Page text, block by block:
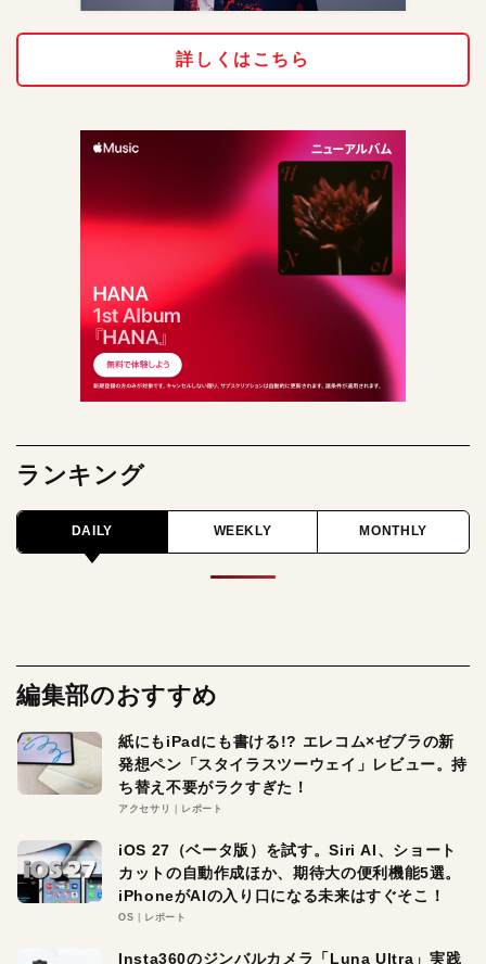
詳しくはこちら
ランキング
DAILY WEEKLY MONTHLY
編集部のおすすめ
紙にもiPadにも書ける!? エレコム×ゼブラの新
発想ペン「スタイラスツーウェイ」レビュー。持
ち替え不要がラクすぎた！
アクセサリ レポート
iOS 27（ベータ版）を試す。Siri AI、ショート
カットの自動作成ほか、期待大の便利機能5選。
iPhoneがAIの入り口になる未来はすぐそこ！
OS レポート
Insta360のジンバルカメラ「Luna Ultra」実践